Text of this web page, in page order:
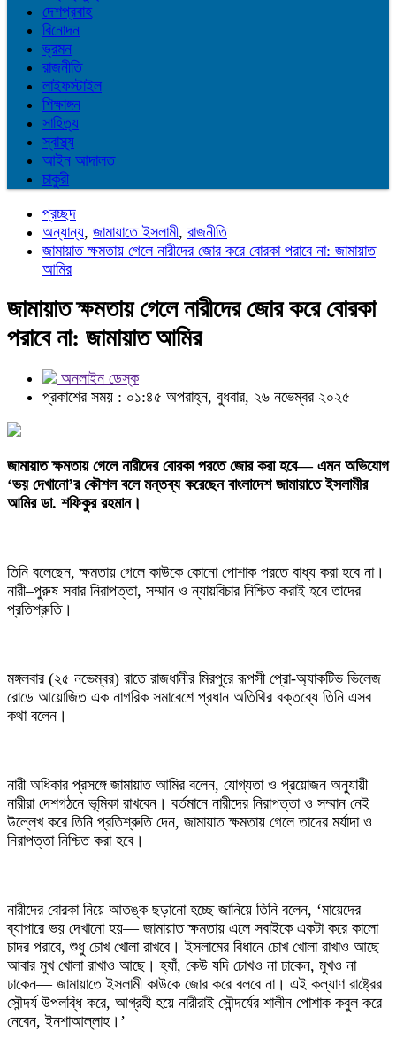
দেশপ্রবাহ
বিনোদন
ভ্রমন
রাজনীতি
লাইফস্টাইল
শিক্ষাঙ্গন
সাহিত্য
স্বাস্থ্য
আইন আদালত
চাকুরী
প্রচ্ছদ
অন্যান্য, জামায়াতে ইসলামী, রাজনীতি
জামায়াত ক্ষমতায় গেলে নারীদের জোর করে বোরকা পরাবে না: জামায়াত
আমির
জামায়াত ক্ষমতায় গেলে নারীদের জোর করে বোরকা
পরাবে না: জামায়াত আমির
অনলাইন ডেস্ক
প্রকাশের সময় : ০১:৪৫ অপরাহ্ন, বুধবার, ২৬ নভেম্বর ২০২৫
জামায়াত ক্ষমতায় গেলে নারীদের বোরকা পরতে জোর করা হবে— এমন অভিযোগ
‘ভয় দেখানো’র কৌশল বলে মন্তব্য করেছেন বাংলাদেশ জামায়াতে ইসলামীর
আমির ডা. শফিকুর রহমান।
তিনি বলেছেন, ক্ষমতায় গেলে কাউকে কোনো পোশাক পরতে বাধ্য করা হবে না।
নারী–পুরুষ সবার নিরাপত্তা, সম্মান ও ন্যায়বিচার নিশ্চিত করাই হবে তাদের
প্রতিশ্রুতি।
মঙ্গলবার (২৫ নভেম্বর) রাতে রাজধানীর মিরপুরে রূপসী প্রো-অ্যাকটিভ ভিলেজ
রোডে আয়োজিত এক নাগরিক সমাবেশে প্রধান অতিথির বক্তব্যে তিনি এসব
কথা বলেন।
নারী অধিকার প্রসঙ্গে জামায়াত আমির বলেন, যোগ্যতা ও প্রয়োজন অনুযায়ী
নারীরা দেশগঠনে ভূমিকা রাখবেন। বর্তমানে নারীদের নিরাপত্তা ও সম্মান নেই
উল্লেখ করে তিনি প্রতিশ্রুতি দেন, জামায়াত ক্ষমতায় গেলে তাদের মর্যাদা ও
নিরাপত্তা নিশ্চিত করা হবে।
নারীদের বোরকা নিয়ে আতঙ্ক ছড়ানো হচ্ছে জানিয়ে তিনি বলেন, ‘মায়েদের
ব্যাপারে ভয় দেখানো হয়— জামায়াত ক্ষমতায় এলে সবাইকে একটা করে কালো
চাদর পরাবে, শুধু চোখ খোলা রাখবে। ইসলামের বিধানে চোখ খোলা রাখাও আছে
আবার মুখ খোলা রাখাও আছে। হ্যাঁ, কেউ যদি চোখও না ঢাকেন, মুখও না
ঢাকেন— জামায়াতে ইসলামী কাউকে জোর করে বলবে না। এই কল্যাণ রাষ্ট্রের
সৌন্দর্য উপলব্ধি করে, আগ্রহী হয়ে নারীরাই সৌন্দর্যের শালীন পোশাক কবুল করে
নেবেন, ইনশাআল্লাহ।’